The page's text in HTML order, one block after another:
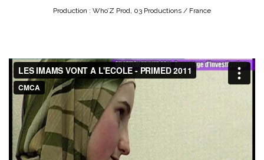
Production : Who’Z Prod, 03 Productions / France